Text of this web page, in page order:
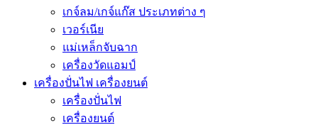
เกจ์ลม/เกจ์แก๊ส ประเภทต่าง ๆ
เวอร์เนีย
แม่เหล็กจับฉาก
เครื่องวัดแอมป์
เครื่องปั่นไฟ เครื่องยนต์
เครื่องปั่นไฟ
เครื่องยนต์